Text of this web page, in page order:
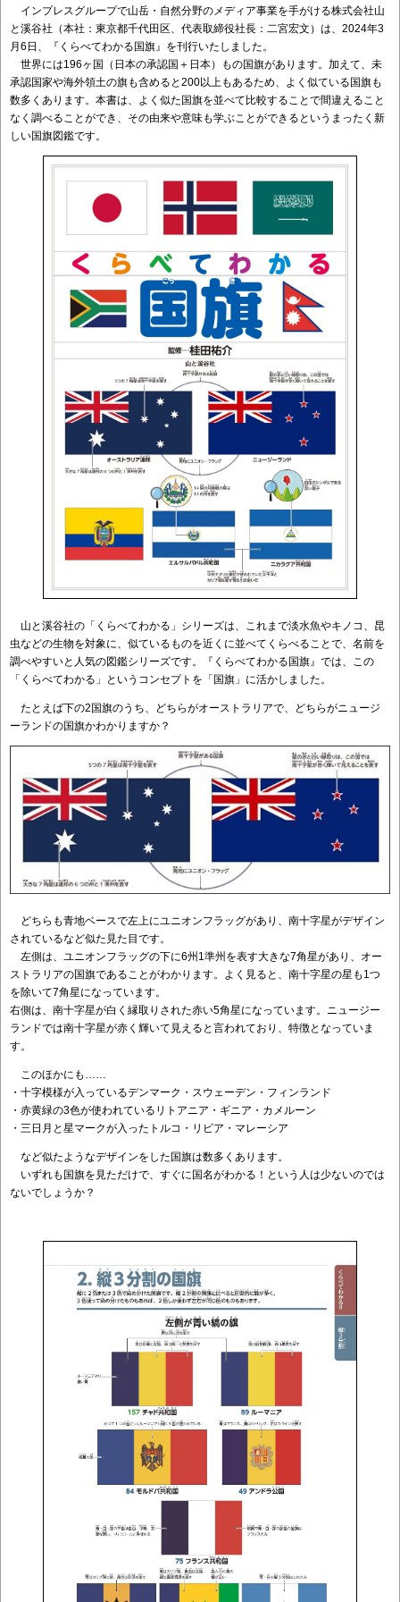
インプレスグループで山岳・自然分野のメディア事業を手がける株式会社山
と溪谷社（本社：東京都千代田区、代表取締役社長：二宮宏文）は、2024年3
月6日、『くらべてわかる国旗』を刊行いたしました。
世界には196ヶ国（日本の承認国＋日本）もの国旗があります。加えて、未
承認国家や海外領土の旗も含めると200以上もあるため、よく似ている国旗も
数多くあります。本書は、よく似た国旗を並べて比較することで間違えること
なく調べることができ、その由来や意味も学ぶことができるというまったく新
しい国旗図鑑です。
山と溪谷社の「くらべてわかる」シリーズは、これまで淡水魚やキノコ、昆
虫などの生物を対象に、似ているものを近くに並べてくらべることで、名前を
調べやすいと人気の図鑑シリーズです。『くらべてわかる国旗』では、この
「くらべてわかる」というコンセプトを「国旗」に活かしました。
たとえば下の2国旗のうち、どちらがオーストラリアで、どちらがニュージ
ーランドの国旗かわかりますか？
どちらも青地ベースで左上にユニオンフラッグがあり、南十字星がデザイン
されているなど似た見た目です。
左側は、ユニオンフラッグの下に6州1準州を表す大きな7角星があり、オー
ストラリアの国旗であることがわかります。よく見ると、南十字星の星も1つ
を除いて7角星になっています。
右側は、南十字星が白く縁取りされた赤い5角星になっています。ニュージー
ランドでは南十字星が赤く輝いて見えると言われており、特徴となっていま
す。
このほかにも……
・十字模様が入っているデンマーク・スウェーデン・フィンランド
・赤黄緑の3色が使われているリトアニア・ギニア・カメルーン
・三日月と星マークが入ったトルコ・リビア・マレーシア
など似たようなデザインをした国旗は数多くあります。
いずれも国旗を見ただけで、すぐに国名がわかる！という人は少ないのでは
ないでしょうか？